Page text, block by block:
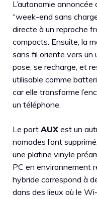
L’autonomie annoncée
“week-end sans
directe à un reproche
compacts. Ensuite, la
sans fil oriente vers un
pose, se recharge, et
utilisable comme
car elle transforme
un téléphone.
Le port AUX est un
nomades l’ont
une platine vinyle
PC en environnement
hybride correspond à
dans des lieux où le